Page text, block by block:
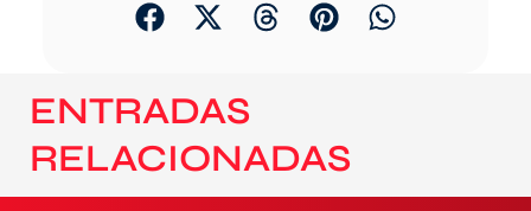
ENTRADAS
RELACIONADAS